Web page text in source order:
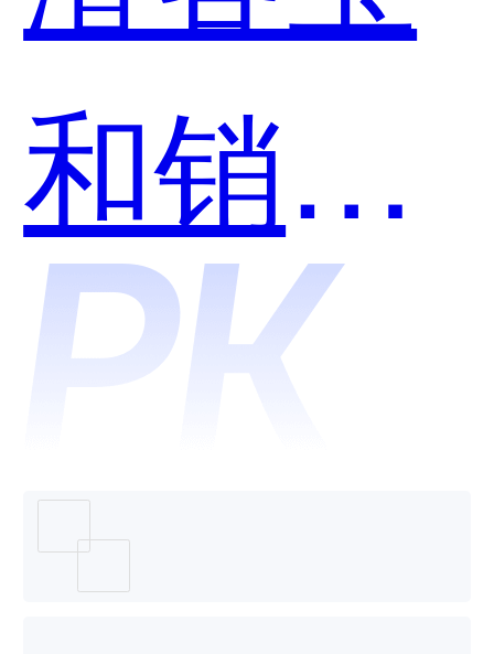
和销氪
智能
CRM哪